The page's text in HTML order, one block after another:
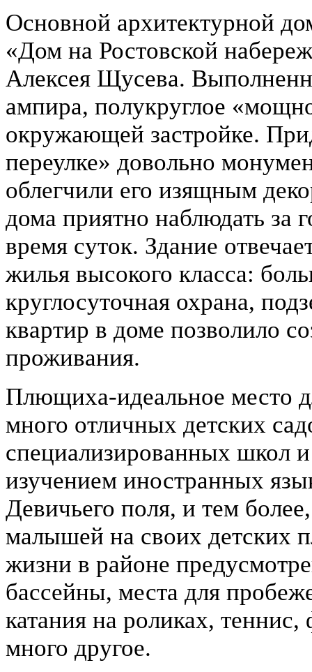
Основной архитектурной
«Дом на Ростовской
Алексея Щусева.
ампира, полукруглое
окружающей застройке.
переулке» довольно
облегчили его изящным
дома приятно наблюдать за
время суток. Здание
жилья высокого класса:
круглосуточная охрана,
квартир в доме позволило
проживания.
Плющиха-идеальное место
много отличных детских
специализированных школ
изучением иностранных
Девичьего поля, и тем
малышей на своих детских
жизни в районе
бассейны, места для
катания на роликах,
много другое.